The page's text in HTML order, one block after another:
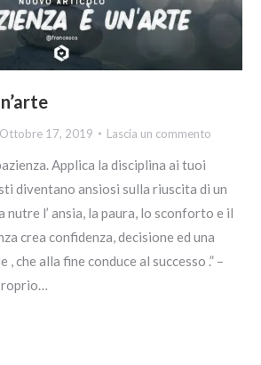
Ottobre 17, 2019 Lascia un commento
Applica la disciplina ai tuoi
diventano ansiosi sulla riuscita di un
nutre l’ ansia, la paura, lo sconforto e il
crea confidenza, decisione ed una
che alla fine conduce al successo .” –